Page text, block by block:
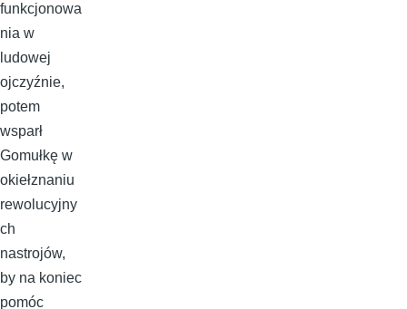
funkcjonowa
nia w
ludowej
ojczyźnie,
potem
wsparł
Gomułkę w
okiełznaniu
rewolucyjny
ch
nastrojów,
by na koniec
pomóc